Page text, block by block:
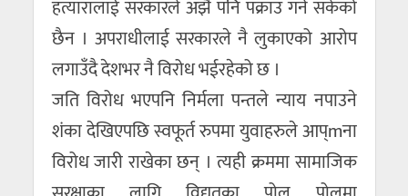
हत्यारालाई सरकारले अझै पनि पक्राउ गर्न सकेको
छैन । अपराधीलाई सरकारले नै लुकाएको आरोप
लगाउँदै देशभर नै विरोध भईरहेको छ ।
जति विरोध भएपनि निर्मला पन्तले न्याय नपाउने
शंका देखिएपछि स्वफूर्त रुपमा युवाहरुले आप्mना
विरोध जारी राखेका छन् । त्यही क्रममा सामाजिक